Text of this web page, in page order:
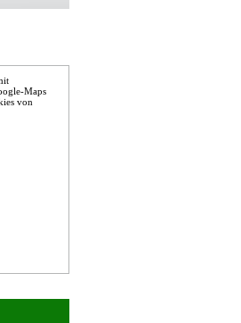
Maps
von